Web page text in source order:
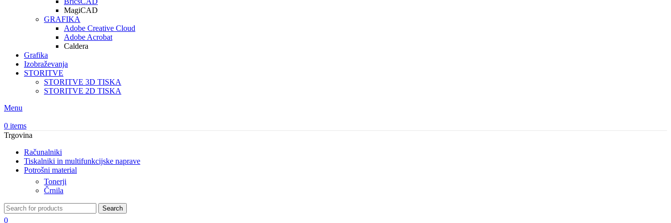
MagiCAD
GRAFIKA
Adobe Creative Cloud
Adobe Acrobat
Caldera
Grafika
Izobraževanja
STORITVE
STORITVE 3D TISKA
STORITVE 2D TISKA
Menu
0 items
Trgovina
Računalniki
Tiskalniki in multifunkcijske naprave
Potrošni material
Tonerji
Črnila
Search
0